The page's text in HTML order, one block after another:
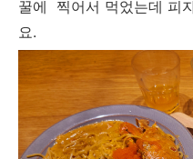
꿀에 찍어서 먹었는데 피
요.